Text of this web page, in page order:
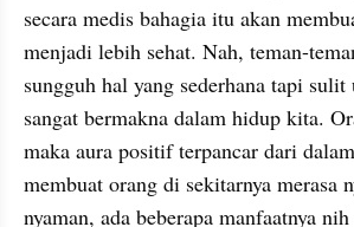
secara medis bahagia itu akan
menjadi lebih sehat. Nah, teman-
sungguh hal yang sederhana tapi
sangat bermakna dalam hidup kita.
maka aura positif terpancar dari
membuat orang di sekitarnya merasa
nyaman, ada beberapa manfaatnya